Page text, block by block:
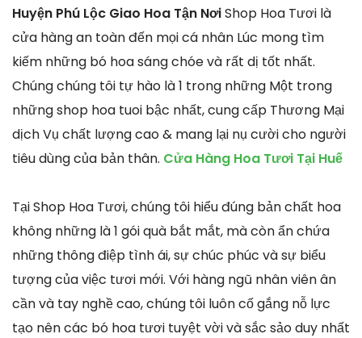
Huyện Phú Lộc Giao Hoa Tận NơiShop Hoa Tươi là
cửa hàng an toàn đến mọi cá nhân Lúc mong tìm
kiếm những bó hoa sáng chóe và rất dị tốt nhất.
Chúng chúng tôi tự hào là 1 trong những Một trong
những shop hoa tuoi bậc nhất, cung cấp Thương Mại
dịch Vụ chất lượng cao & mang lại nụ cười cho người
tiêu dùng của bản thân. Cửa Hàng Hoa Tươi Tại Huế
Tại Shop Hoa Tươi, chúng tôi hiểu đúng bản chất hoa
không những là 1 gói quà bắt mắt, mà còn ẩn chứa
những thông điệp tình ái, sự chúc phúc và sự biểu
tượng của việc tươi mới. Với hàng ngũ nhân viên ân
cần và tay nghề cao, chúng tôi luôn cố gắng nỗ lực
tạo nên các bó hoa tươi tuyệt vời và sắc sảo duy nhất